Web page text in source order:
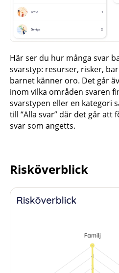
Här ser du hur många svar
svarstyp: resurser, risker,
barnet känner oro. Det går
inom vilka områden svaren
svarstypen eller en kategori
till “Alla svar” där det går att
svar som angetts.
Risköverblick